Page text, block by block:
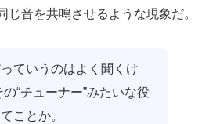
じ音を共鳴させるような現象だ。
ていうのはよく聞くけ
“チューナー”みたいな役
ことか。